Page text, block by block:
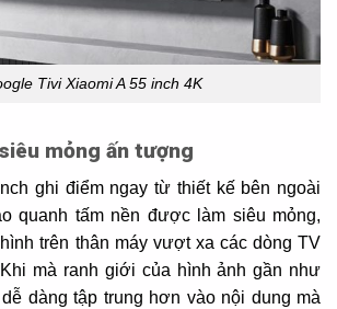
Tivi Xiaomi A 55 inch 4K
mỏng ấn tượng
ghi điểm ngay từ thiết kế bên ngoài
quanh tấm nền được làm siêu mỏng,
trên thân máy vượt xa các dòng TV
mà ranh giới của hình ảnh gần như
dàng tập trung hơn vào nội dung mà